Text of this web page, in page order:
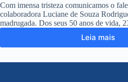
Com imensa tristeza comunicamos o
colaboradora Luciane de Souza
madrugada. Dos seus 50 anos de vida,
Leia mais